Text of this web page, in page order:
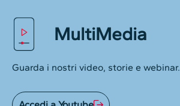
MultiMedia
Guarda i nostri video, storie e webinar.